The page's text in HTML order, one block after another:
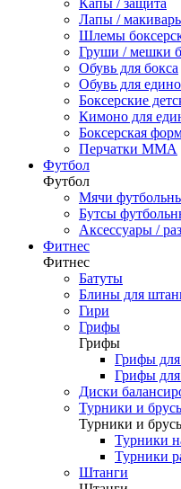
Капы / защита
Лапы /
Шлемы
Груши / мешки
Обувь для бокса
Обувь для
Боксерские
Кимоно для
Боксерская
Перчатки ММА
Футбол
Футбол
Мячи
Бутсы
Аксессуары /
Фитнес
Фитнес
Батуты
Блины для
Гири
Грифы
Грифы
Грифы для
Грифы
Диски
Турники и
Турники и
Турники
Турники
Штанги